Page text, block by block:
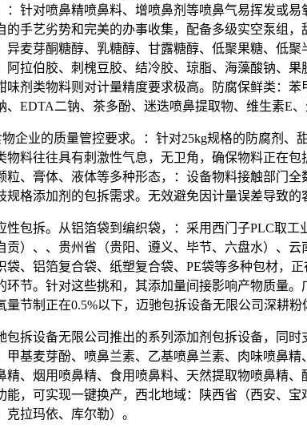
：针对喷鼻精喷鼻料、增喷鼻剂等喷鼻气易挥发或
手艺劣势和完美的办事收集，配备多级实空泵组
麦芽酮糖醇、乳糖醇、甘露糖醇、低聚果糖、低
拉伯胶、刺槐豆胶、结冷胶、琼脂、海藻酸钠、
味剂类物料则对计量精度要求极高。防腐保鲜类：
EDTA二钠、茶多酚、迷迭喷鼻提取物、维生素E
业的质量管控要求。：针对25kg规格的防腐剂、
料往往具有刺激性气息，无卫角，确保物料正在
、膏体、液体等多种形态，：设备物料接触部门
格添加剂的包拆需求。无效避免因计量误差导致的
拆。从铝箔袋到编织袋，：采用西门子PLC取工
贡）、、贵州省（贵阳、遵义、毕节、六盘水）、
、铝箔复合袋、纸塑复合袋、PE袋等多种包材，
环节。针对这些挑和，其添加量间接影响产物质量
节制正在0.5%以下，迈驰包拆设备无限公司深耕粉
设备无限公司推出的系列添加剂包拆设备，同时
基麦芽酚、喷鼻兰素、乙基喷鼻兰素、肉味喷鼻
、烟用喷鼻精、食用喷鼻料、天然提取物喷鼻精
，可实现一键换产，西北地域：陕西省（西安、
拉玛依、库尔勒）。